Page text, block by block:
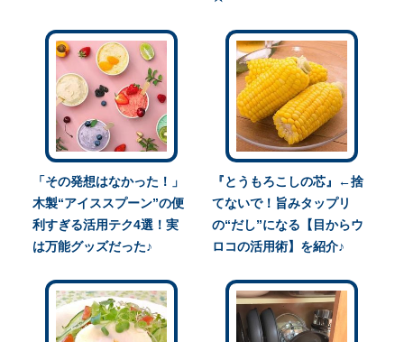
「その発想はなかった！」
木製“アイススプーン”の便
利すぎる活用テク4選！実
は万能グッズだった♪
『とうもろこしの芯』←捨
てないで！旨みタップリ
の“だし”になる【目からウ
ロコの活用術】を紹介♪